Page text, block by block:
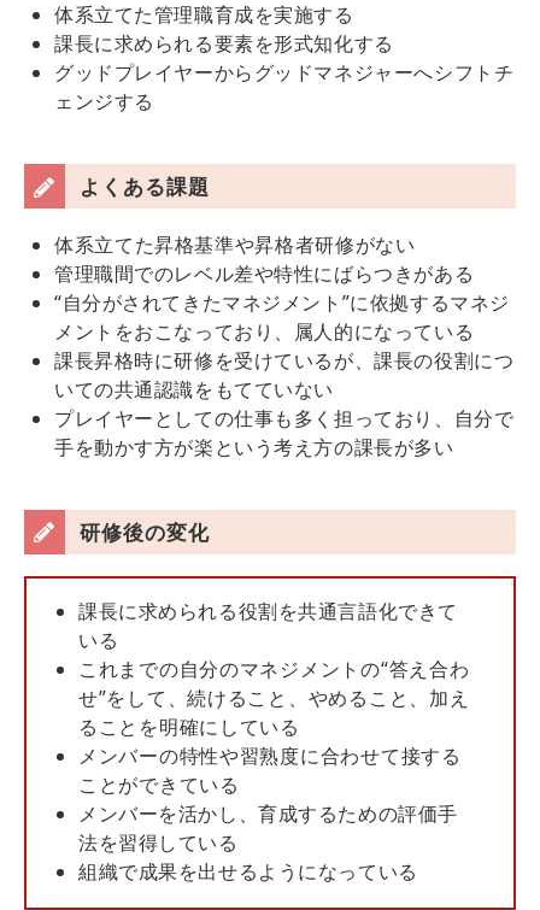
体系立てた管理職育成を実施する
課長に求められる要素を形式知化する
グッドプレイヤーからグッドマネジャーへシフトチ
ェンジする
よくある課題
体系立てた昇格基準や昇格者研修がない
管理職間でのレベル差や特性にばらつきがある
“自分がされてきたマネジメント”に依拠するマネジ
メントをおこなっており、属人的になっている
課長昇格時に研修を受けているが、課長の役割につ
いての共通認識をもてていない
プレイヤーとしての仕事も多く担っており、自分で
手を動かす方が楽という考え方の課長が多い
研修後の変化
課長に求められる役割を共通言語化できて
いる
これまでの自分のマネジメントの“答え合わ
せ”をして、続けること、やめること、加え
ることを明確にしている
メンバーの特性や習熟度に合わせて接する
ことができている
メンバーを活かし、育成するための評価手
法を習得している
組織で成果を出せるようになっている